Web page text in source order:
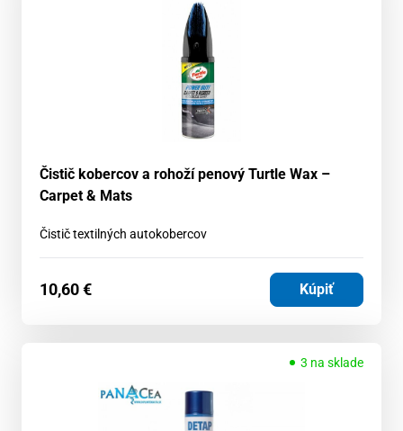
Čistič kobercov a rohoží penový Turtle Wax –
Carpet & Mats
Čistič textilných autokobercov
10,60€ Kúpiť
3 na sklade